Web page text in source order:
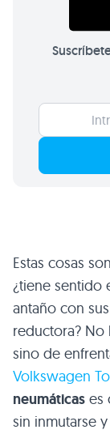
Estas cosas
¿tiene sentido
antaño con
reductora?
sino de
Volkswagen
neumáticas es
sin inmutarse